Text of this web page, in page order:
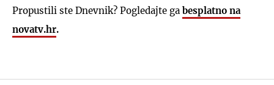
Propustili ste Dnevnik? Pogledajte ga besplatno na
novatv.hr.